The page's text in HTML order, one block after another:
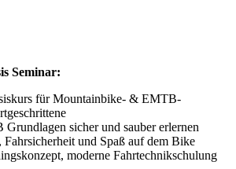
Seminar:
für Mountainbike- & EMTB-
sicher und sauber erlernen
und Spaß auf dem Bike
moderne Fahrtechnikschulung